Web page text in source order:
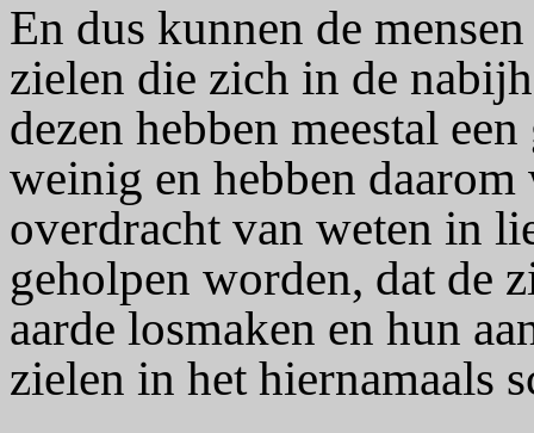
En dus kunnen de
zielen die zich in de
dezen hebben meestal
weinig en hebben
overdracht van weten in
geholpen worden, dat de
aarde losmaken en hun
zielen in het hiernamaals